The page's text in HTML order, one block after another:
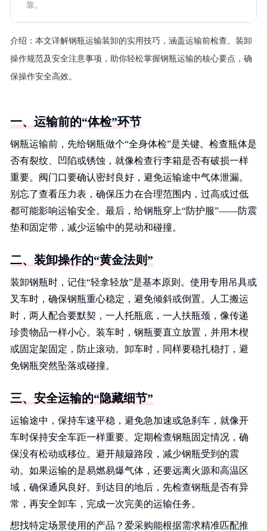
靠。
介绍： 本文详解钢瓶运输装卸的实用技巧，涵盖运输前检查、装卸
操作规范及安全注意事项，助你轻松掌握钢瓶运输的核心要点，确
保操作安全高效。
一、运输前的“体检”环节
钢瓶运输前，先给钢瓶做个“全身体检”是关键。检查瓶体是
否有裂纹、凹陷或锈蚀，就像检查行李箱是否有破损一样
重要。阀门口要确认密封良好，避免运输途中气体泄漏。
别忘了查看压力表，确保压力在合理范围内，过高或过低
都可能影响运输安全。最后，给钢瓶穿上“防护服”——防震
垫和固定带，减少运输中的晃动和碰撞。
二、装卸操作的“黄金法则”
装卸钢瓶时，记住“轻拿轻放”是基本原则。使用专用吊具或
叉车时，确保钢瓶重心稳定，避免倾斜或倒置。人工搬运
时，两人配合要默契，一人托瓶底，一人扶瓶颈，像传递
珍贵物品一样小心。装车时，钢瓶要直立放置，并用木楔
或固定架固定，防止滚动。卸车时，同样要稳扎稳打，避
免钢瓶突然坠落或碰撞。
三、安全运输的“隐藏细节”
运输途中，保持车速平稳，避免急加速或急刹车，就像开
车时保持安全车距一样重要。定期检查钢瓶固定情况，确
保没有松动或移位。避开颠簸路段，减少钢瓶受到的震
动。如果运输的是易燃易爆气体，还要远离火源和高温区
域，确保通风良好。到达目的地后，先检查钢瓶是否有异
常，再安全卸车，完成一次完美的运输任务。
想找特定场景使用的产品？爱采购能根据需求精准匹配推